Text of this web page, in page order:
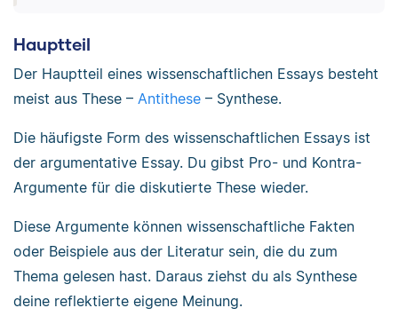
Hauptteil
Der Hauptteil eines wissenschaftlichen Essays besteht
meist aus These – Antithese – Synthese.
Die häufigste Form des wissenschaftlichen Essays ist
der argumentative Essay. Du gibst Pro- und Kontra-
Argumente für die diskutierte These wieder.
Diese Argumente können wissenschaftliche Fakten
oder Beispiele aus der Literatur sein, die du zum
Thema gelesen hast. Daraus ziehst du als Synthese
deine reflektierte eigene Meinung.